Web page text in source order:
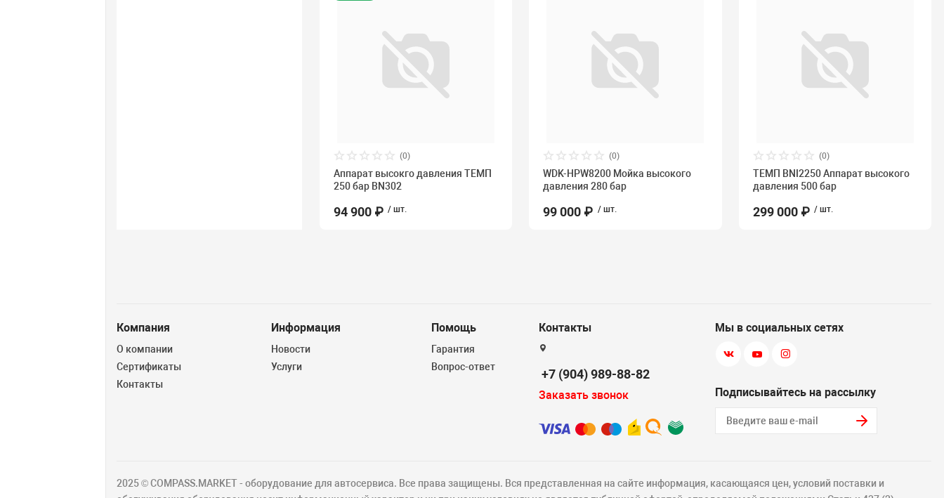
(0)
Аппарат высокго давления ТЕМП
250 бар BN302
94 900 ₽ / шт.
(0)
WDK-HPW8200 Мойка высокого
давления 280 бар
99 000 ₽ / шт.
(0)
ТЕМП BNI2250 Аппарат высокого
давления 500 бар
299 000 ₽ / шт.
Компания
О компании
Сертификаты
Контакты
Информация
Новости
Услуги
Помощь
Гарантия
Вопрос-ответ
Контакты
+7 (904) 989-88-82
Заказать звонок
Мы в социальных сетях
Подписывайтесь на рассылку
2025 © COMPASS.MARKET - оборудование для автосервиса. Все права защищены. Вся представленная на сайте информация, касающаяся цен, условий поставки и